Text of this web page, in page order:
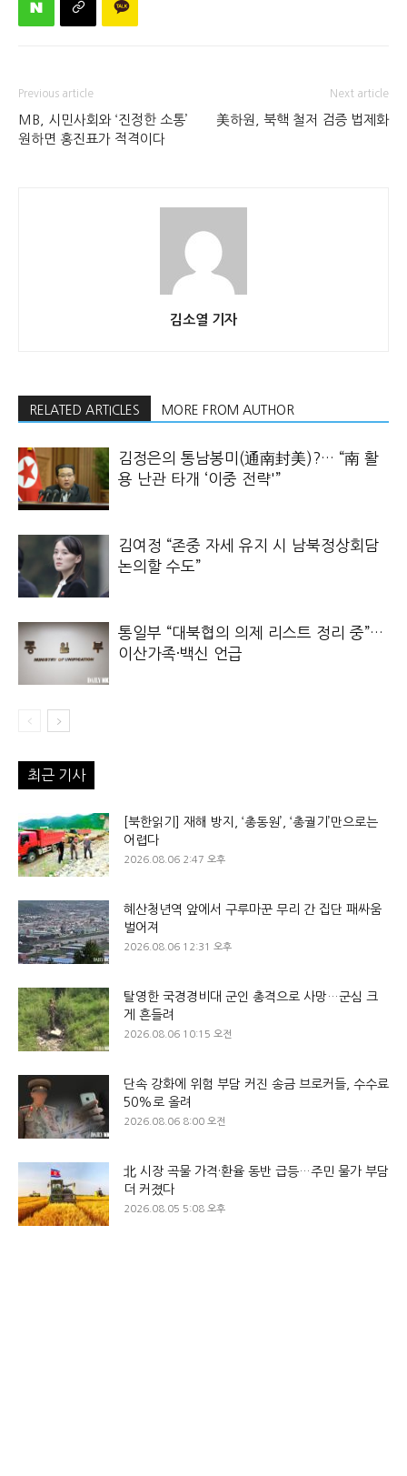
Previous article
MB, 시민사회와 ‘진정한 소통’
원하면 홍진표가 적격이다
Next article
美하원, 북핵 철저 검증 법제화
김소열 기자
RELATED ARTICLES MORE FROM AUTHOR
김정은의 통남봉미(通南封美)?… “南 활
용 난관 타개 ‘이중 전략'”
김여정 “존중 자세 유지 시 남북정상회담
논의할 수도”
통일부 “대북협의 의제 리스트 정리 중”…
이산가족·백신 언급
최근 기사
[북한읽기] 재해 방지, ‘총동원’, ‘총궐기’만으로는
어렵다
2026.08.06 2:47 오후
혜산청년역 앞에서 구루마꾼 무리 간 집단 패싸움
벌어져
2026.08.06 12:31 오후
탈영한 국경경비대 군인 총격으로 사망…군심 크
게 흔들려
2026.08.06 10:15 오전
단속 강화에 위험 부담 커진 송금 브로커들, 수수료
50%로 올려
2026.08.06 8:00 오전
北 시장 곡물 가격·환율 동반 급등…주민 물가 부담
더 커졌다
2026.08.05 5:08 오후